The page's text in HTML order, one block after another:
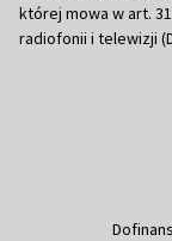
której mowa w art.
radiofonii i telewizji